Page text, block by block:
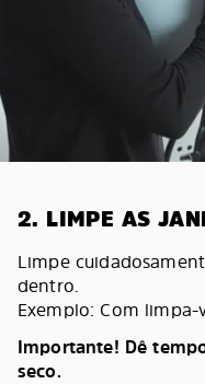
2. LIMPE AS
Limpe
dentro.
Exemplo: Com limpa-
Importante! Dê
seco.